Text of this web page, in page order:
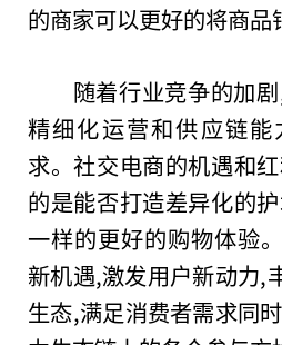
的商家可以更好的将商品
随着行业竞争的加
精细化运营和供应链
求。社交电商的机遇和
的是能否打造差异化的
一样的更好的购物体验
新机遇,激发用户新动力,
生态,满足消费者需求同